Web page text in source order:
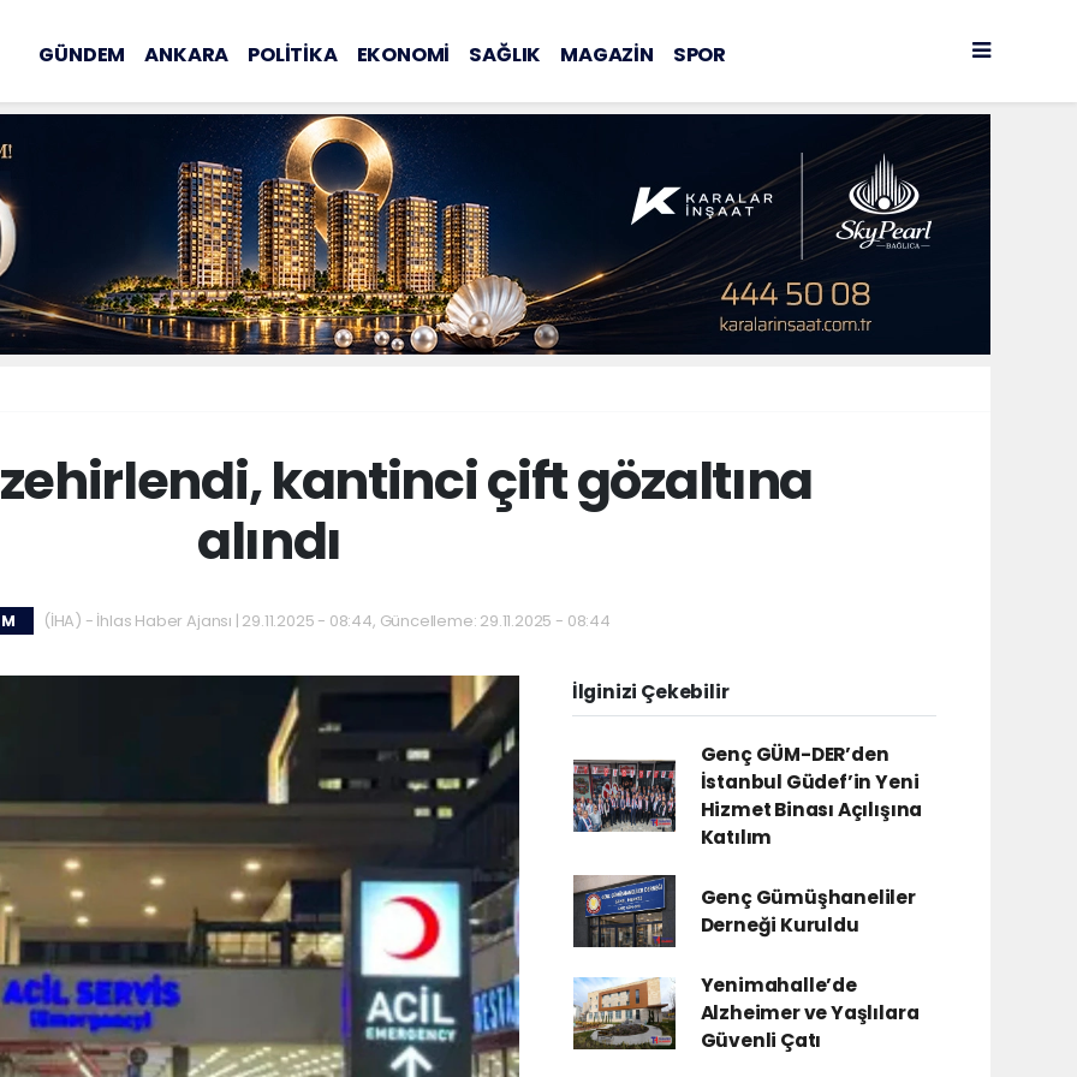
GÜNDEM ANKARA POLİTİKA EKONOMİ SAĞLIK MAGAZİN SPOR
kantinci çift gözaltına
alındı
(İHA) - İhlas Haber Ajansı | 29.11.2025 - 08:44, Güncelleme: 29.11.2025 - 08:44
İlginizi Çekebilir
Genç GÜM-DER’den
İstanbul Güdef’in Yeni
Hizmet Binası Açılışına
Katılım
Genç Gümüşhaneliler
Derneği Kuruldu
Yenimahalle’de
Alzheimer ve Yaşlılara
Güvenli Çatı